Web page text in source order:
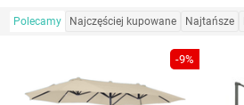
Polecamy Najczęściej kupowane Najtańsze
-9%